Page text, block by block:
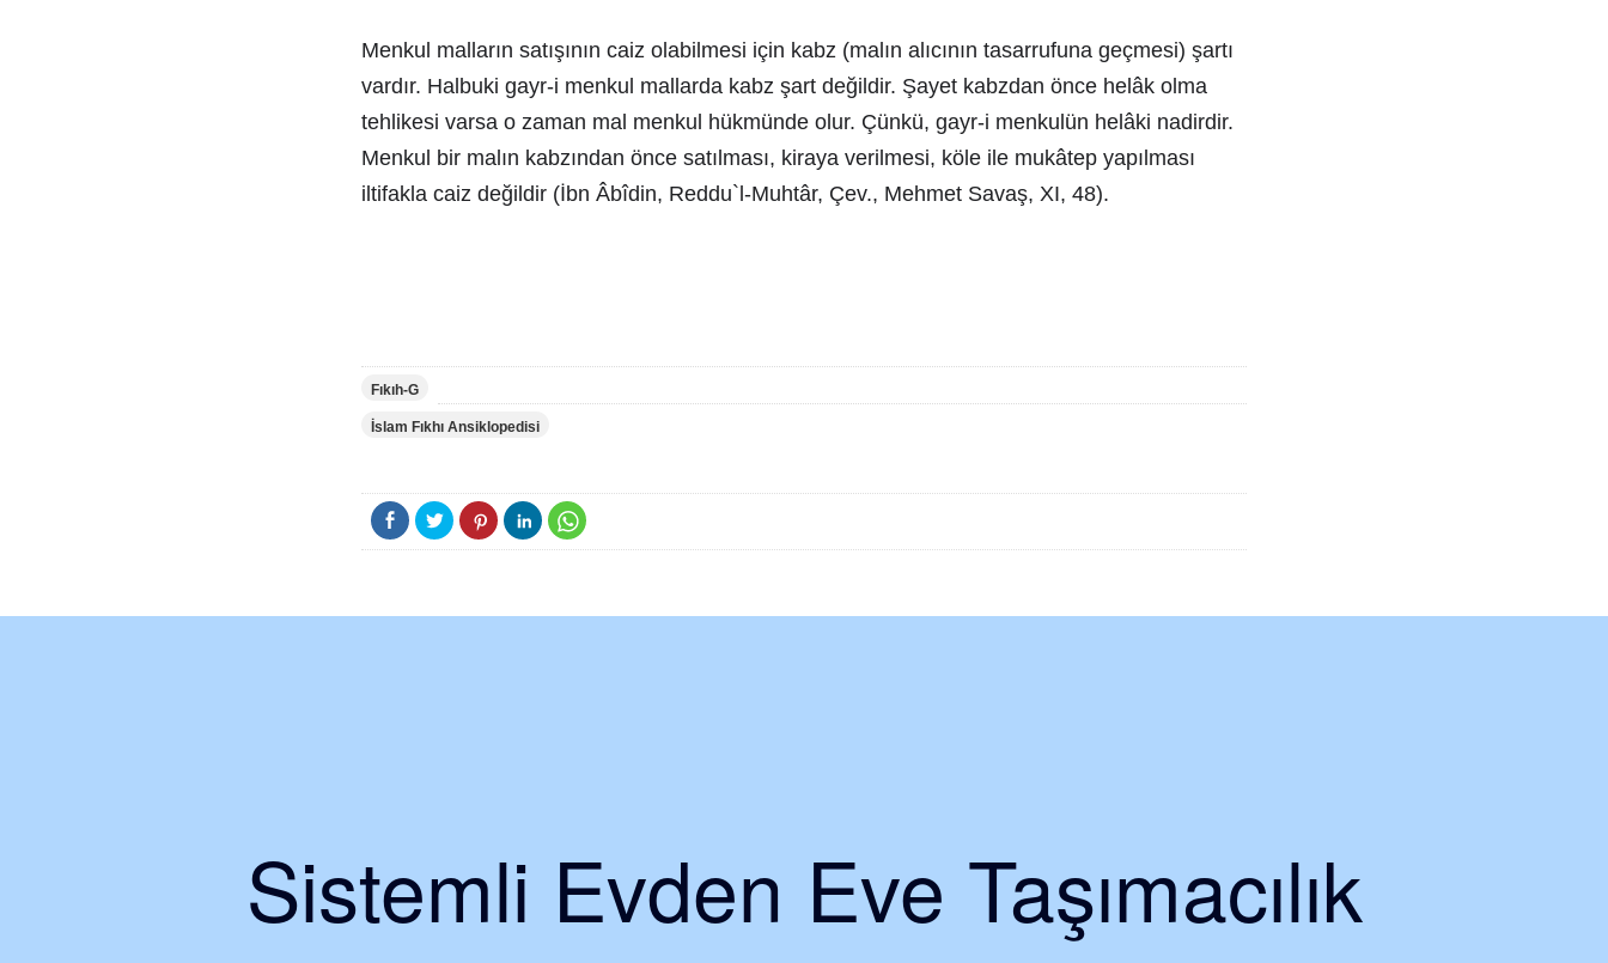
Menkul malların satışının caiz olabilmesi için kabz (malın alıcının tasarrufuna geçmesi) şartı
vardır. Halbuki gayr-i menkul mallarda kabz şart değildir. Şayet kabzdan önce helâk olma
tehlikesi varsa o zaman mal menkul hükmünde olur. Çünkü, gayr-i menkulün helâki nadirdir.
Menkul bir malın kabzından önce satılması, kiraya verilmesi, köle ile mukâtep yapılması
iltifakla caiz değildir (İbn Âbîdin, Reddu`l-Muhtâr, Çev., Mehmet Savaş, XI, 48).
Fıkıh-G
İslam Fıkhı Ansiklopedisi
Sistemli Evden Eve Taşımacılık